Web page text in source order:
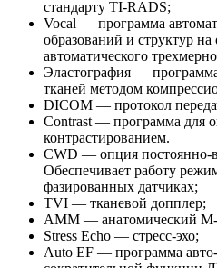
стандарту TI-RADS;
Vocal — программа
образований и структур
автоматического
Эластография —
тканей методом
DICOM — протокол
Contrast — программа для
контрастированием.
CWD — опция постоянно-
Обеспечивает работу
фазированных датчиках;
TVI — тканевой допплер;
AMM — анатомический
Stress Echo — стресс-эхо;
Auto EF — программа